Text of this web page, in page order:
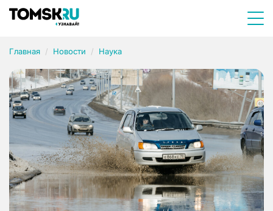
Главная Новости Наука